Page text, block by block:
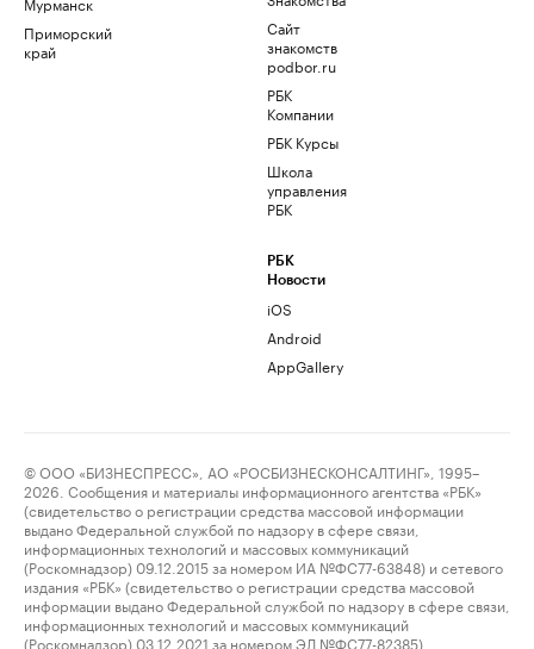
Приморский
край
Сайт
знакомств
podbor.ru
РБК
Компании
РБК Курсы
Школа
управления
РБК
РБК
Новости
iOS
Android
AppGallery
© ООО «БИЗНЕСПРЕСС», АО «РОСБИЗНЕСКОНСАЛТИНГ», 1995–
2026. Сообщения и материалы информационного агентства «РБК»
(свидетельство о регистрации средства массовой информации
выдано Федеральной службой по надзору в сфере связи,
информационных технологий и массовых коммуникаций
(Роскомнадзор) 09.12.2015 за номером ИА №ФС77-63848) и сетевого
издания «РБК» (свидетельство о регистрации средства массовой
информации выдано Федеральной службой по надзору в сфере связи,
информационных технологий и массовых коммуникаций
(Роскомнадзор) 03.12.2021 за номером ЭЛ №ФС77-82385)